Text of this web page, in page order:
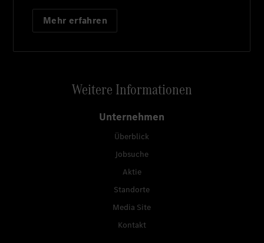
Mehr erfahren
Weitere Informationen
Unternehmen
Überblick
Jobsuche
Aktie
Standorte
Media Site
Kontakt